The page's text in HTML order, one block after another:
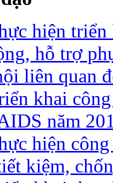
hiện
hỗ trợ
liên quan
khai
năm
hiện
kiệm,